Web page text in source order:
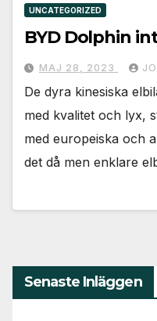
UNCATEGORIZED
BYD Dolphin
MAJ 28, 2023
De dyra kinesiska
med kvalitet och lyx,
med europeiska och
det då men enklare
Senaste Inläggen